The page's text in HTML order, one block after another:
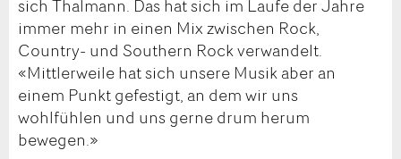
sich Thalmann. Das hat sich im Laufe der Jahre
immer mehr in einen Mix zwischen Rock,
Country- und Southern Rock verwandelt.
«Mittlerweile hat sich unsere Musik aber an
einem Punkt gefestigt, an dem wir uns
wohlfühlen und uns gerne drum herum
bewegen.»